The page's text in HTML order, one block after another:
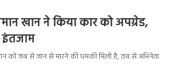
खान ने किया कार को अपग्रेड,
को जब से जान से मारने की धमकी मिली है, तब से अभिनेता